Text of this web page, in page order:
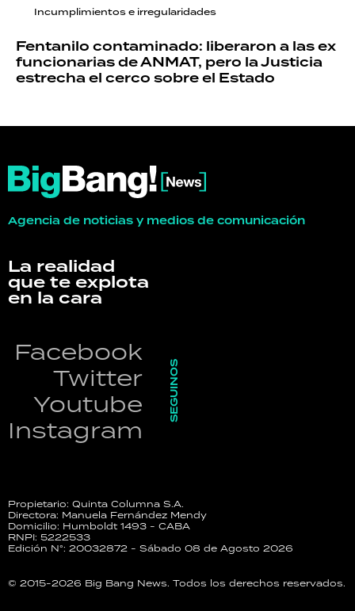
Incumplimientos e irregularidades
Fentanilo contaminado: liberaron a las ex
funcionarias de ANMAT, pero la Justicia
estrecha el cerco sobre el Estado
Agencia de noticias y medios de comunicación
La realidad
que te explota
en la cara
Facebook
Twitter
Youtube
Instagram
SEGUINOS
Propietario: Quinta Columna S.A.
Directora: Manuela Fernández Mendy
Domicilio: Humboldt 1493 - CABA
RNPI: 5222533
Edición N°: 20032872 - Sábado 08 de Agosto 2026
© 2015-2026 Big Bang News. Todos los derechos reservados.